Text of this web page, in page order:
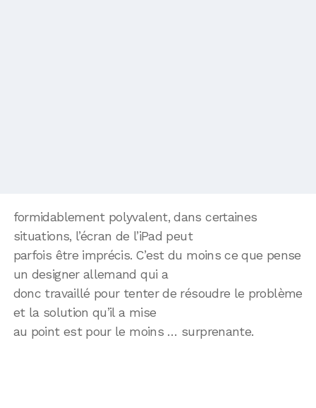
formidablement polyvalent, dans certaines
situations, l’écran de l’iPad peut
parfois être imprécis. C’est du moins ce que pense
un designer allemand qui a
donc travaillé pour tenter de résoudre le problème
et la solution qu’il a mise
au point est pour le moins … surprenante.